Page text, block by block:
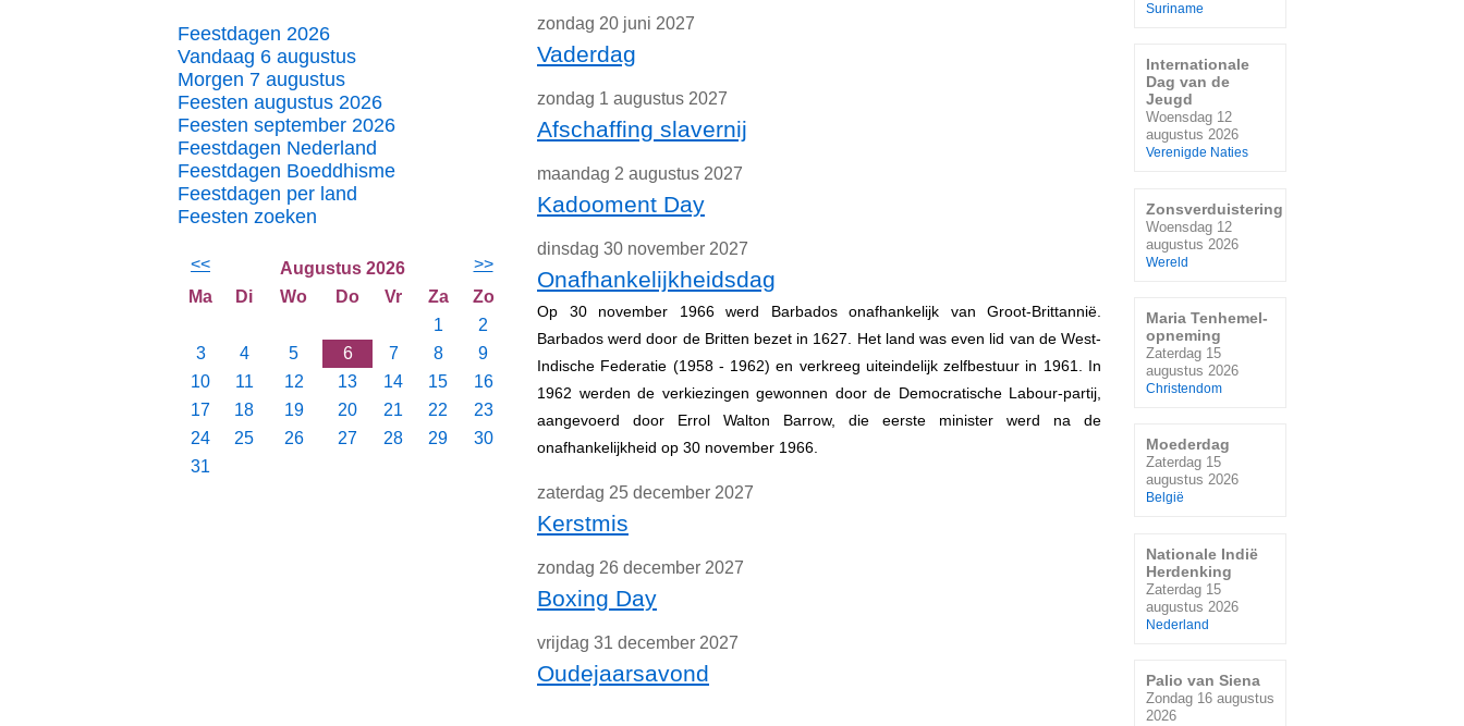
Feestdagen 2026
Vandaag 6 augustus
Morgen 7 augustus
Feesten augustus 2026
Feesten september 2026
Feestdagen Nederland
Feestdagen Boeddhisme
Feestdagen per land
Feesten zoeken
<< Augustus 2026
>>
Ma
Di Wo Do Vr Za
Zo
1
2
3
4 5 6 7 8
9
10
11 12 13 14 15
16
17
18 19 20 21 22
23
24
25 26 27 28 29
30
31
zondag 20 juni 2027
Vaderdag
zondag 1 augustus 2027
Afschaffing slavernij
maandag 2 augustus 2027
Kadooment Day
dinsdag 30 november 2027
Onafhankelijkheidsdag
Op 30 november 1966 werd Barbados onafhankelijk van Groot-Brittannië.
Barbados werd door de Britten bezet in 1627. Het land was even lid van de West-
Indische Federatie (1958 - 1962) en verkreeg uiteindelijk zelfbestuur in 1961. In
1962 werden de verkiezingen gewonnen door de Democratische Labour-partij,
aangevoerd door Errol Walton Barrow, die eerste minister werd na de
onafhankelijkheid op 30 november 1966.
zaterdag 25 december 2027
Kerstmis
zondag 26 december 2027
Boxing Day
vrijdag 31 december 2027
Oudejaarsavond
Suriname
Internationale
Dag van de
Jeugd
Woensdag 12
augustus 2026
Verenigde Naties
Zonsverduistering
Woensdag 12
augustus 2026
Wereld
Maria Tenhemel-
opneming
Zaterdag 15
augustus 2026
Christendom
Moederdag
Zaterdag 15
augustus 2026
België
Nationale Indië
Herdenking
Zaterdag 15
augustus 2026
Nederland
Palio van Siena
Zondag 16 augustus
2026